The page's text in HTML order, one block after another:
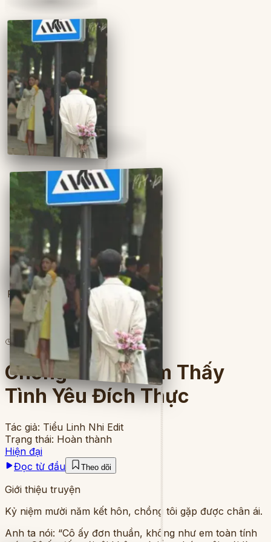
Full
lượt đọc chương
Chồng Tôi Đã Tìm Thấy
Tình Yêu Đích Thực
Tác giả: Tiểu Linh Nhi Edit
Trạng thái: Hoàn thành
Hiện đại
Đọc từ đầu
Theo dõi
Giới thiệu truyện
Kỷ niệm mười năm kết hôn, chồng tôi gặp được chân ái.
Anh ta nói: “Cô ấy đơn thuần, không như em toàn tính